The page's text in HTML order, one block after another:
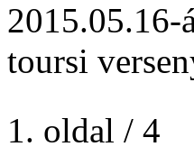
2015.05.16-
toursi
1. oldal / 4